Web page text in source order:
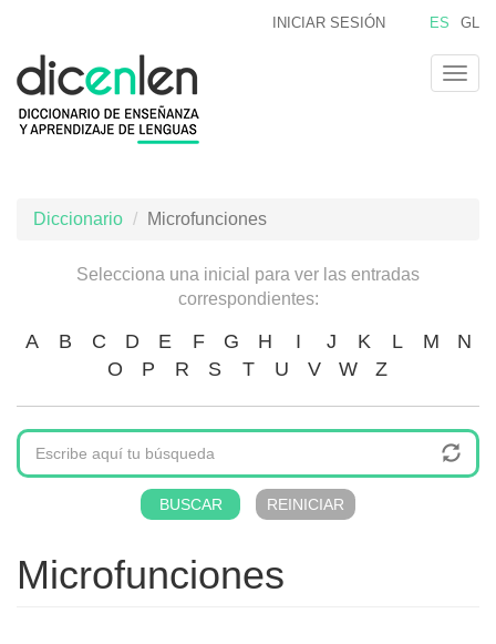
contenido
principal
ES GL
INICIAR SESIÓN
Diccionario Microfunciones
Selecciona una inicial para ver las entradas
correspondientes:
A B C D E F G H I J K L M
N
O
P R S T U V W Z
Microfunciones